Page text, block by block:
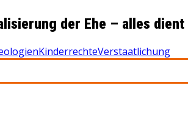
der Ehe – alles
KinderrechteVerstaatlichung